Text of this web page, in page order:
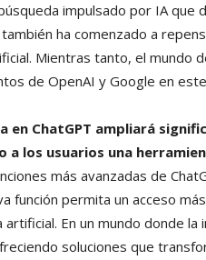
impulsado por IA que
ha comenzado a
Mientras tanto, el mundo
de OpenAI y Google en
en ChatGPT ampliará
a los usuarios una
más avanzadas de
función permita un acceso
En un mundo donde la
soluciones que